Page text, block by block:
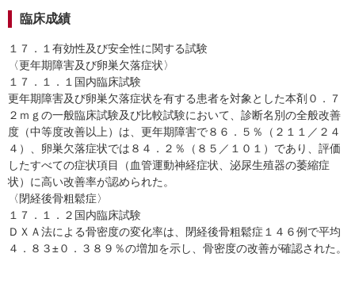
臨床成績
１７．１有効性及び安全性に関する試験
〈更年期障害及び卵巣欠落症状〉
１７．１．１国内臨床試験
更年期障害及び卵巣欠落症状を有する患者を対象とした本剤０．７
２ｍｇの一般臨床試験及び比較試験において、診断名別の全般改善
度（中等度改善以上）は、更年期障害で８６．５％（２１１／２４
４）、卵巣欠落症状では８４．２％（８５／１０１）であり、評価
したすべての症状項目（血管運動神経症状、泌尿生殖器の萎縮症
状）に高い改善率が認められた。
〈閉経後骨粗鬆症〉
１７．１．２国内臨床試験
ＤＸＡ法による骨密度の変化率は、閉経後骨粗鬆症１４６例で平均
４．８３±０．３８９％の増加を示し、骨密度の改善が確認された。